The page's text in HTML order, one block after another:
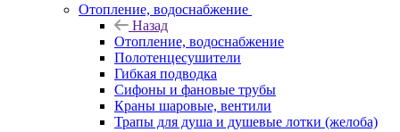
Отопление, водоснабжение
Назад
Отопление, водоснабжение
Полотенцесушители
Гибкая подводка
Сифоны и фановые трубы
Краны шаровые, вентили
Трапы для душа и душевые лотки (желоба)